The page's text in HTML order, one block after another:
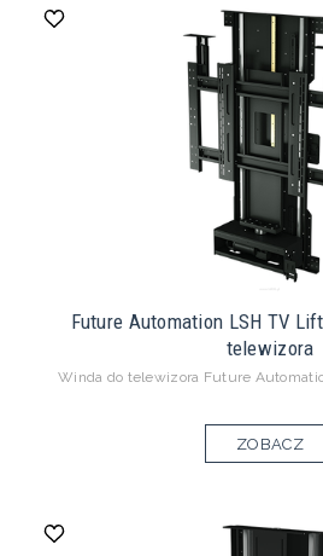
Future Automation LSH TV
telewizora
Winda do telewizora Future
ZOBACZ